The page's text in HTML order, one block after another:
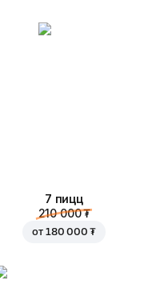
7 пицц
210 000 ₮
от 180 000 ₮